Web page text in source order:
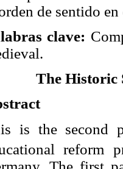
de sentido
clave:
The Historic
is the second
reform